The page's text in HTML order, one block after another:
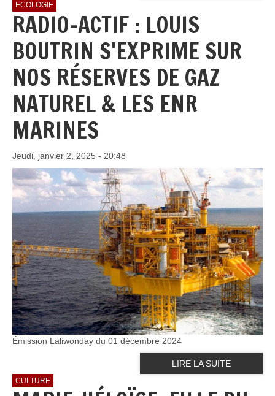
ECOLOGIE
RADIO-ACTIF : LOUIS
BOUTRIN S'EXPRIME SUR
NOS RÉSERVES DE GAZ
NATUREL & LES ENR
MARINES
Jeudi, janvier 2, 2025 - 20:48
Émission Laliwonday du 01 décembre 2024
LIRE LA SUITE
CULTURE